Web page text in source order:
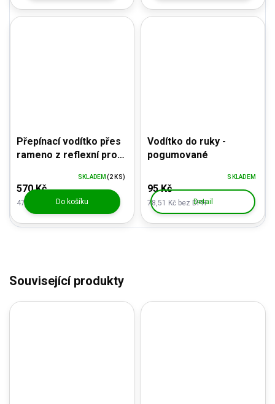
Přepínací vodítko přes
rameno z reflexní profi
smyčkou, zelené
471,07 Kč bez DPH
570 Kč
SKLADEM (2 KS)
Do košíku
Vodítko do ruky -
pogumované
78,51 Kč bez DPH
95 Kč
SKLADEM
Detail
Související produkty